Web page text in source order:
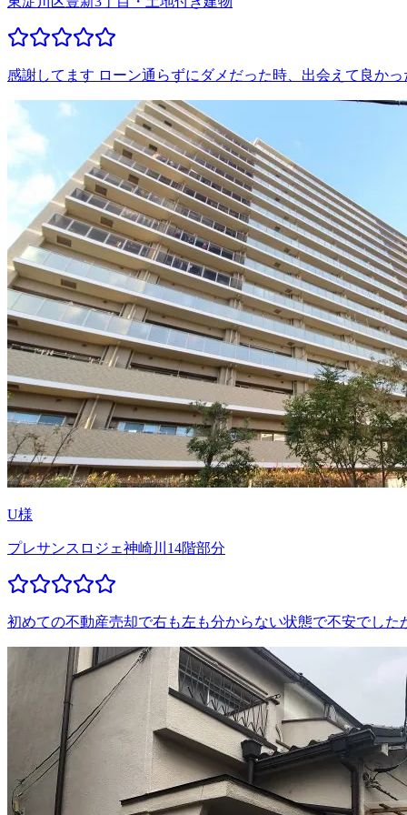
感謝してます ローン通らずにダメだった時、出会えて良か
U様
プレサンスロジェ神崎川14階部分
初めての不動産売却で右も左も分からない状態で不安でし